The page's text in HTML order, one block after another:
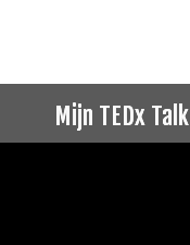
Mijn TEDx Talk